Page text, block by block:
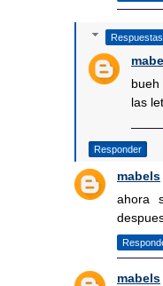
Respuestas
las
Responder
mabels
ahora
mabels